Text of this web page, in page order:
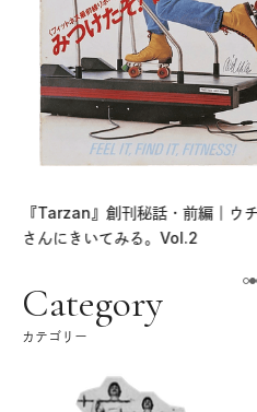
『Tarzan』創刊秘話・前編｜ウ
さんにきいてみる。Vol.2
Category
カテゴリー